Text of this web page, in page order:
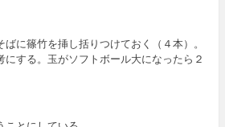
に篠竹を挿し括りつけておく（４本）。
する。玉がソフトボール大になったら２